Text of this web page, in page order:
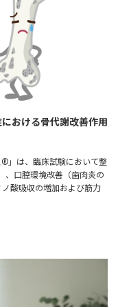
おける骨代謝改善作用
」は、臨床試験において整
、口腔環境改善（歯肉炎の
酸吸収の増加および筋力